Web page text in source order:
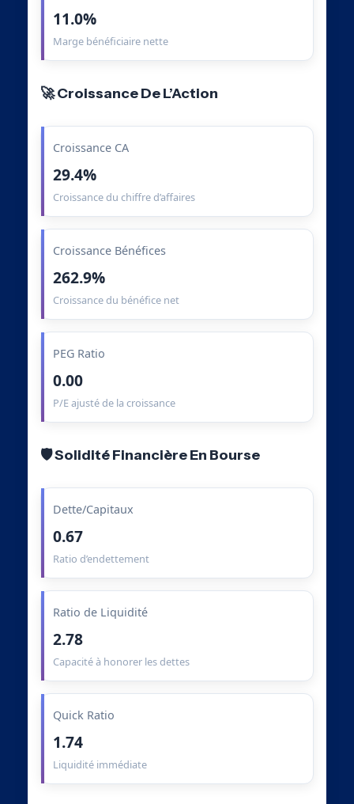
11.0%
Marge bénéficiaire nette
🚀 Croissance De L’Action
Croissance CA
29.4%
Croissance du chiffre d’affaires
Croissance Bénéfices
262.9%
Croissance du bénéfice net
PEG Ratio
0.00
P/E ajusté de la croissance
🛡️ Solidité Financière En Bourse
Dette/Capitaux
0.67
Ratio d’endettement
Ratio de Liquidité
2.78
Capacité à honorer les dettes
Quick Ratio
1.74
Liquidité immédiate